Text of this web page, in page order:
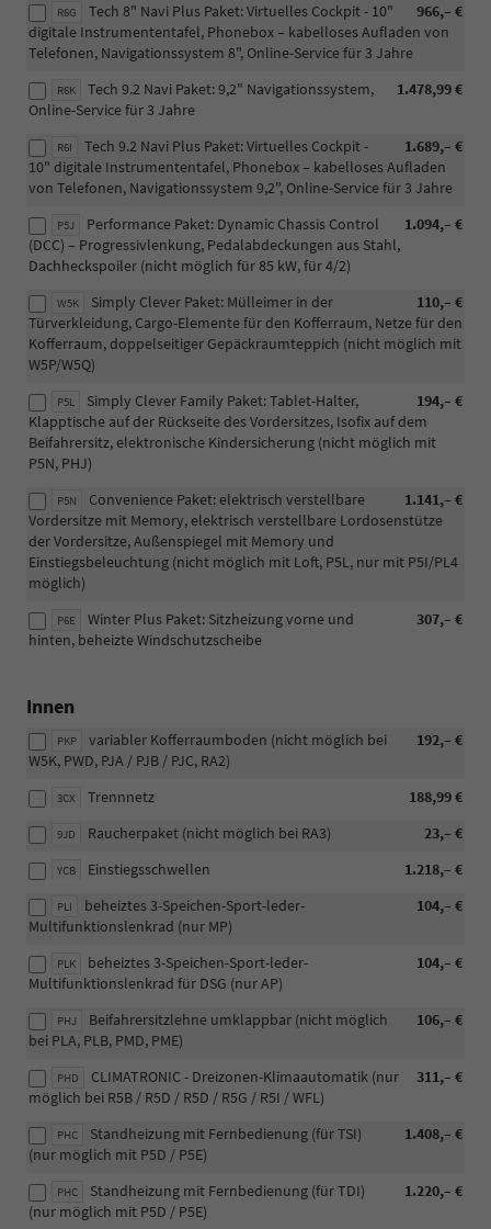
R6G 966,– €
Tech 8" Navi Plus Paket: Virtuelles Cockpit - 10"
digitale Instrumententafel, Phonebox – kabelloses Aufladen von
Telefonen, Navigationssystem 8", Online-Service für 3 Jahre
R6K 1.478,99 €
Tech 9.2 Navi Paket: 9,2" Navigationssystem,
Online-Service für 3 Jahre
R6I 1.689,– €
Tech 9.2 Navi Plus Paket: Virtuelles Cockpit -
10" digitale Instrumententafel, Phonebox – kabelloses Aufladen
von Telefonen, Navigationssystem 9,2", Online-Service für 3 Jahre
P5J 1.094,– €
Performance Paket: Dynamic Chassis Control
(DCC) – Progressivlenkung, Pedalabdeckungen aus Stahl,
Dachheckspoiler (nicht möglich für 85 kW, für 4/2)
W5K 110,– €
Simply Clever Paket: Mülleimer in der
Türverkleidung, Cargo-Elemente für den Kofferraum, Netze für den
Kofferraum, doppelseitiger Gepäckraumteppich (nicht möglich mit
W5P/W5Q)
P5L 194,– €
Simply Clever Family Paket: Tablet-Halter,
Klapptische auf der Rückseite des Vordersitzes, Isofix auf dem
Beifahrersitz, elektronische Kindersicherung (nicht möglich mit
P5N, PHJ)
P5N 1.141,– €
Convenience Paket: elektrisch verstellbare
Vordersitze mit Memory, elektrisch verstellbare Lordosenstütze
der Vordersitze, Außenspiegel mit Memory und
Einstiegsbeleuchtung (nicht möglich mit Loft, P5L, nur mit P5I/PL4
möglich)
P6E 307,– €
Winter Plus Paket: Sitzheizung vorne und
hinten, beheizte Windschutzscheibe
Innen
PKP 192,– €
variabler Kofferraumboden (nicht möglich bei
W5K, PWD, PJA / PJB / PJC, RA2)
3CX 188,99 €
Trennnetz
9JD 23,– €
Raucherpaket (nicht möglich bei RA3)
YCB 1.218,– €
Einstiegsschwellen
PLI 104,– €
beheiztes 3-Speichen-Sport-leder-
Multifunktionslenkrad (nur MP)
PLK 104,– €
beheiztes 3-Speichen-Sport-leder-
Multifunktionslenkrad für DSG (nur AP)
PHJ 106,– €
Beifahrersitzlehne umklappbar (nicht möglich
bei PLA, PLB, PMD, PME)
PHD 311,– €
CLIMATRONIC - Dreizonen-Klimaautomatik (nur
möglich bei R5B / R5D / R5D / R5G / R5I / WFL)
PHC 1.408,– €
Standheizung mit Fernbedienung (für TSI)
(nur möglich mit P5D / P5E)
PHC 1.220,– €
Standheizung mit Fernbedienung (für TDI)
(nur möglich mit P5D / P5E)